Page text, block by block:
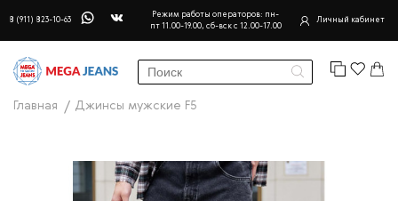
8 (911) 823-10-63
Режим работы операторов: пн-
пт 11.00-19.00, сб-вск с 12.00-17.00
Личный кабинет
Главная Джинсы мужские F5